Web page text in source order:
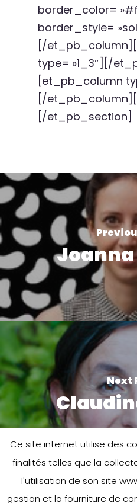
border_color=
border_style=
[/
type= »1_3″][/
[et_pb_column
[/
[/et_pb_section]
Joanna
Next
Ce site internet utilise des
finalités telles que la
l'utilisation de son site
gestion et la fourniture de